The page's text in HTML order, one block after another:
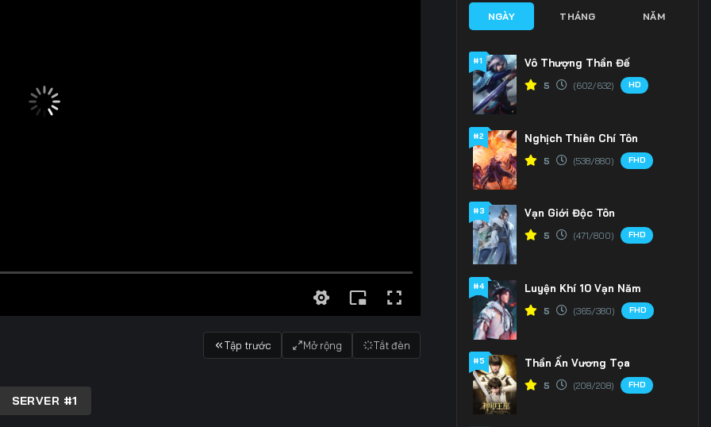
Tập trước Mở rộng Tắt đèn
SERVER #1
NGÀY THÁNG NĂM
#1 Vô Thượng Thần Đế
5 (602/632) HD
#2 Nghịch Thiên Chí Tôn
5 (538/880) FHD
#3 Vạn Giới Độc Tôn
5 (471/800) FHD
#4 Luyện Khí 10 Vạn Năm
5 (365/380) FHD
#5 Thần Ấn Vương Tọa
5 (208/208) FHD